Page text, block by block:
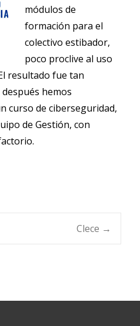
módulos de
formación para el
colectivo estibador,
poco proclive al uso
resultado fue tan
hemos
curso de ciberseguridad,
de Gestión, con
Clece →